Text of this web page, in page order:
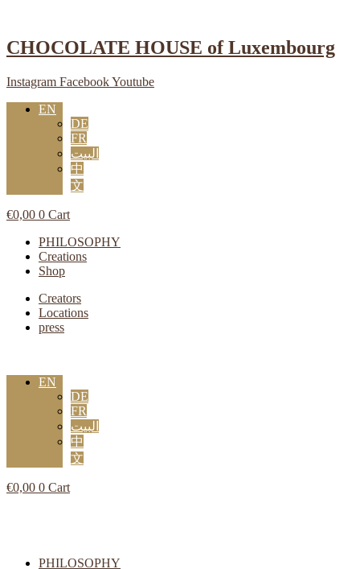
content
CHOCOLATE HOUSE of Luxembourg
Instagram FacebookYoutube
EN
DE
FR
البيت
中
文
€0,00 0 Cart
Main
Menu
PHILOSOPHY
Creations
Shop
Main
Menu
Creators
Locations
press
EN
DE
FR
البيت
中
文
€0,00 0 Cart
PHILOSOPHY